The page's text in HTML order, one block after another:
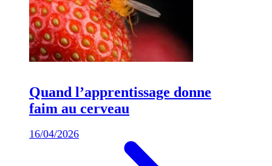
Quand l’apprentissage donne
faim au cerveau
16/04/2026